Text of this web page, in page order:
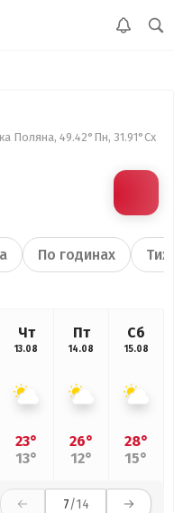
Поляна, 49.42°Пн, 31.91°Сх
По годинах
Чт
13.08
23°
13°
Пт
14.08
26°
12°
Сб
15.08
28°
15°
7/14